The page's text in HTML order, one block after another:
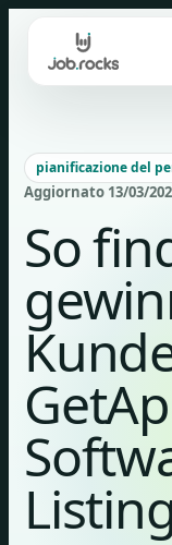
content
pianificazione del
Aggiornato 13/03/
So